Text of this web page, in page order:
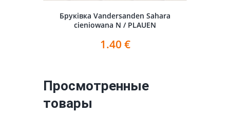
Бруківка Vandersanden Sahara
cieniowana N / PLAUEN
1.40 €
Просмотренные
товары